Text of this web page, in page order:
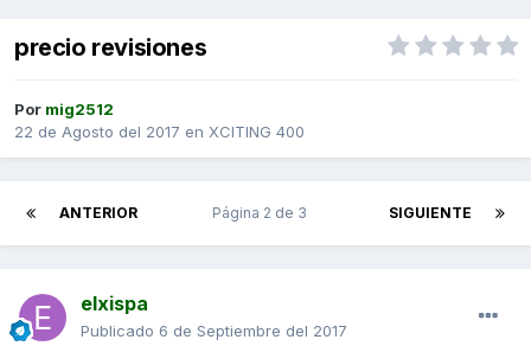
precio revisiones
Por mig2512
22 de Agosto del 2017 en XCITING 400
ANTERIOR SIGUIENTE
Página 2 de 3
elxispa
Publicado 6 de Septiembre del 2017